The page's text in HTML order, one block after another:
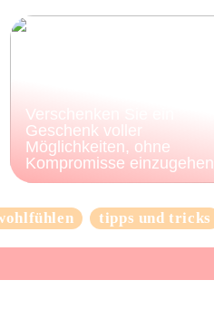
Verschenken Sie ein
Geschenk voller
Möglichkeiten, ohne
Kompromisse einzugehen
tipps und tricks